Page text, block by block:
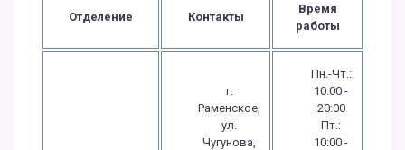
Отделение Контакты
Время
работы
г.
Раменское,
ул.
Чугунова,
Пн.-Чт.:
10:00 -
20:00
Пт.:
10:00 -